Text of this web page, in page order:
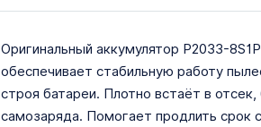
Оригинальный аккумулятор P2033-
обеспечивает стабильную работу
строя батареи. Плотно встаёт в
самозаряда. Помогает продлить срок